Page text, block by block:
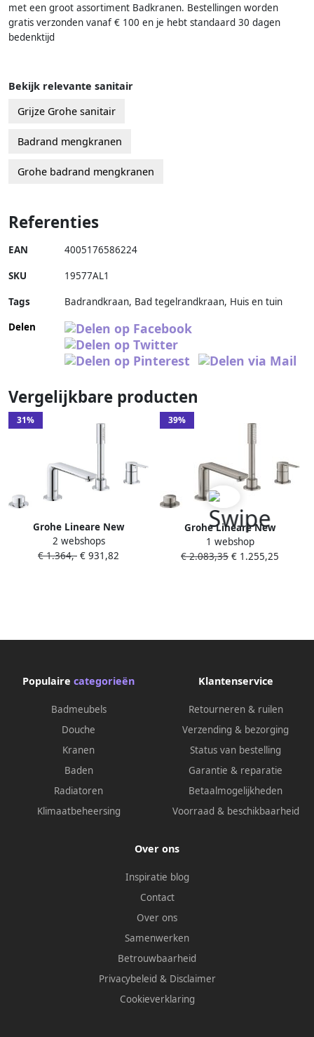
met een groot assortiment Badkranen. Bestellingen worden
gratis verzonden vanaf € 100 en je hebt standaard 30 dagen
bedenktijd
Bekijk relevante sanitair
Grijze Grohe sanitair
Badrand mengkranen
Grohe badrand mengkranen
Referenties
EAN 4005176586224
SKU 19577AL1
Tags
Badrandkraan, Bad tegelrandkraan, Huis en tuin
Delen
Vergelijkbare producten
31%
Grohe Lineare New
afbouwdeel voor 4-gats
badrandcombinatie m.
2 webshops
€ 1.364,- € 931,82
39%
Grohe Lineare New
afbouwdeel voor 4-gats
badrandcombinatie m.
1 webshop
€ 2.083,35 € 1.255,25
Populaire categorieën
Badmeubels
Douche
Kranen
Baden
Radiatoren
Klimaatbeheersing
Klantenservice
Retourneren & ruilen
Verzending & bezorging
Status van bestelling
Garantie & reparatie
Betaalmogelijkheden
Voorraad & beschikbaarheid
Over ons
Inspiratie blog
Contact
Over ons
Samenwerken
Betrouwbaarheid
Privacybeleid & Disclaimer
Cookieverklaring